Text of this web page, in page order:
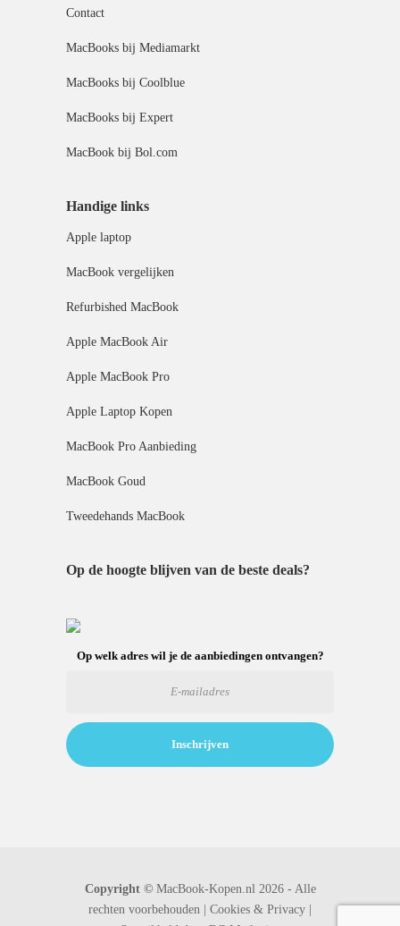
Contact
MacBooks bij Mediamarkt
MacBooks bij Coolblue
MacBooks bij Expert
MacBook bij Bol.com
Handige links
Apple laptop
MacBook vergelijken
Refurbished MacBook
Apple MacBook Air
Apple MacBook Pro
Apple Laptop Kopen
MacBook Pro Aanbieding
MacBook Goud
Tweedehands MacBook
Op de hoogte blijven van de beste deals?
Op welk adres wil je de aanbiedingen ontvangen?
Copyright ©MacBook-Kopen.nl 2026 - Alle
rechten voorbehouden | Cookies & Privacy |